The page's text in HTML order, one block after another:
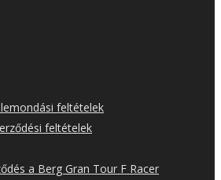
feltételek
feltételek
a Berg Gran Tour F Racer